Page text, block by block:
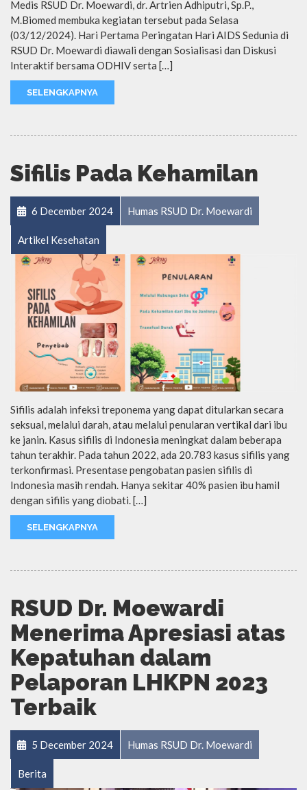
Medis RSUD Dr. Moewardi, dr. Artrien Adhiputri, Sp.P.,
M.Biomed membuka kegiatan tersebut pada Selasa
(03/12/2024). Hari Pertama Peringatan Hari AIDS Sedunia di
RSUD Dr. Moewardi diawali dengan Sosialisasi dan Diskusi
Interaktif bersama ODHIV serta […]
SELENGKAPNYA
Sifilis Pada Kehamilan
6 December 2024 Humas RSUD Dr. Moewardi
Artikel Kesehatan
Sifilis adalah infeksi treponema yang dapat ditularkan secara
seksual, melalui darah, atau melalui penularan vertikal dari ibu
ke janin. Kasus sifilis di Indonesia meningkat dalam beberapa
tahun terakhir. Pada tahun 2022, ada 20.783 kasus sifilis yang
terkonfirmasi. Presentase pengobatan pasien sifilis di
Indonesia masih rendah. Hanya sekitar 40% pasien ibu hamil
dengan sifilis yang diobati. […]
SELENGKAPNYA
RSUD Dr. Moewardi
Menerima Apresiasi atas
Kepatuhan dalam
Pelaporan LHKPN 2023
Terbaik
5 December 2024 Humas RSUD Dr. Moewardi
Berita